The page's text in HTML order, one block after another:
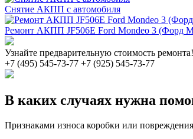
Снятие АКПП с автомобиля
Ремонт АКПП JF506E Ford Mondeo 3 (Форд
Узнайте предварительную стоимость ремонта!
+7 (495) 545-73-77 +7 (925) 545-73-77
В каких случаях нужна
Признаками износа коробки или